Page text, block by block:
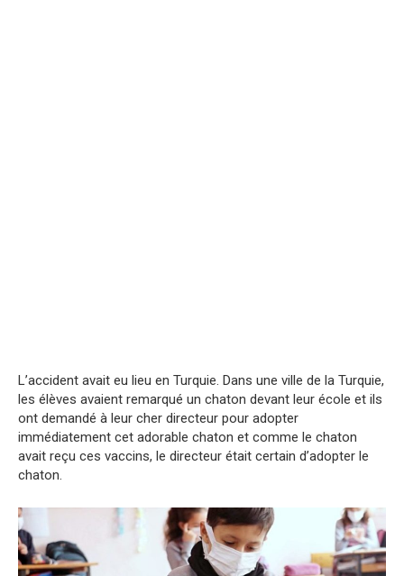
L’accident avait eu lieu en Turquie. Dans une ville de la Turquie,
les élèves avaient remarqué un chaton devant leur école et ils
ont demandé à leur cher directeur pour adopter
immédiatement cet adorable chaton et comme le chaton
avait reçu ces vaccins, le directeur était certain d’adopter le
chaton.